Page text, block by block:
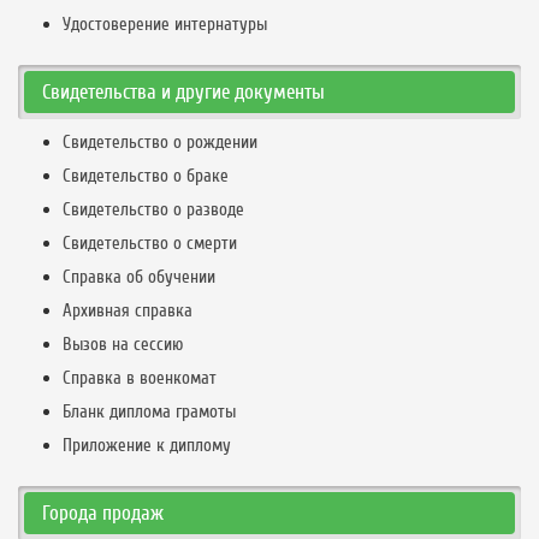
Удостоверение интернатуры
Свидетельства и другие документы
Свидетельство о рождении
Свидетельство о браке
Свидетельство о разводе
Свидетельство о смерти
Справка об обучении
Архивная справка
Вызов на сессию
Справка в военкомат
Бланк диплома грамоты
Приложение к диплому
Города продаж